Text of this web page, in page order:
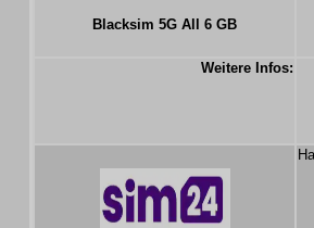
Blacksim 5G All 6 GB
Weitere Infos: